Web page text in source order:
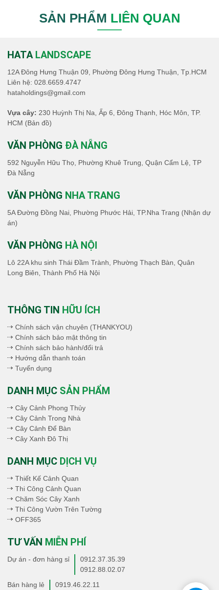
SẢN PHẨM LIÊN QUAN
HATA LANDSCAPE
12A Đông Hưng Thuận 09, Phường Đông Hưng Thuận, Tp.HCM
Liên hệ: 028.6659.4747
hataholdings@gmail.com
Vựa cây: 230 Huỳnh Thị Na, Ấp 6, Đông Thạnh, Hóc Môn, TP.
HCM (Bản đồ)
VĂN PHÒNG ĐÀ NẴNG
592 Nguyễn Hữu Thọ, Phường Khuê Trung, Quận Cẩm Lệ, TP
Đà Nẵng
VĂN PHÒNG NHA TRANG
5A Đường Đồng Nai, Phường Phước Hải, TP.Nha Trang (Nhận dự
án)
VĂN PHÒNG HÀ NỘI
Lô 22A khu sinh Thái Đầm Trành, Phường Thạch Bàn, Quân
Long Biên, Thành Phố Hà Nội
THÔNG TIN HỮU ÍCH
Chính sách vận chuyên (THANKYOU)
Chính sách bảo mật thông tin
Chính sách bảo hành/đổi trả
Hướng dẫn thanh toán
Tuyển dụng
DANH MỤC SẢN PHẨM
Cây Cảnh Phong Thủy
Cây Cảnh Trong Nhà
Cây Cảnh Để Bàn
Cây Xanh Đô Thị
DANH MỤC DỊCH VỤ
Thiết Kế Cảnh Quan
Thi Công Cảnh Quan
Chăm Sóc Cây Xanh
Thi Công Vườn Trên Tường
OFF365
TƯ VẤN MIỄN PHÍ
Dự án - đơn hàng sỉ
0912.37.35.39
0912.88.02.07
Bán hàng lẻ
0919.46.22.11